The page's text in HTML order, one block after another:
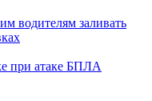
водителям заливать
при атаке БПЛА